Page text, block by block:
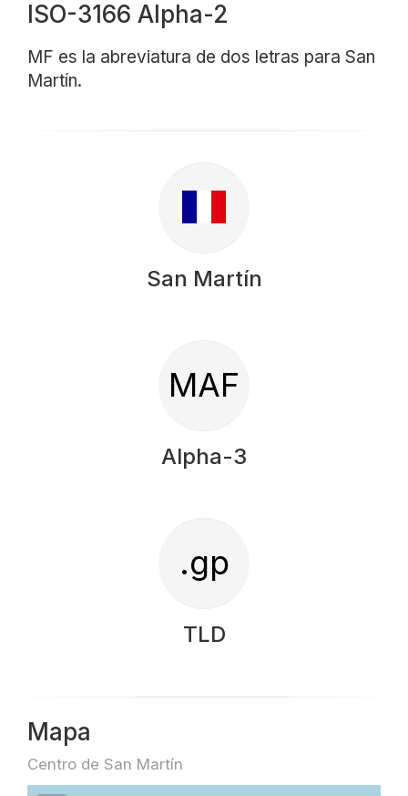
ISO-3166 Alpha-2
MF es la abreviatura de dos letras para San
Martín.
San Martín
MAF
Alpha-3
.gp
TLD
Mapa
Centro de San Martín